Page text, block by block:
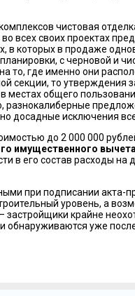
чистовая
всех своих проектах
в которых в продаже
с черновой и
то, где именно они
секции, то утверждения
местах общего
разнокалиберные
досадные исключения
до 2 000 000
имущественного вычета
в его состав расходы на
при подписании акта-
уровень, а
застройщики крайне
обнаруживаются уже